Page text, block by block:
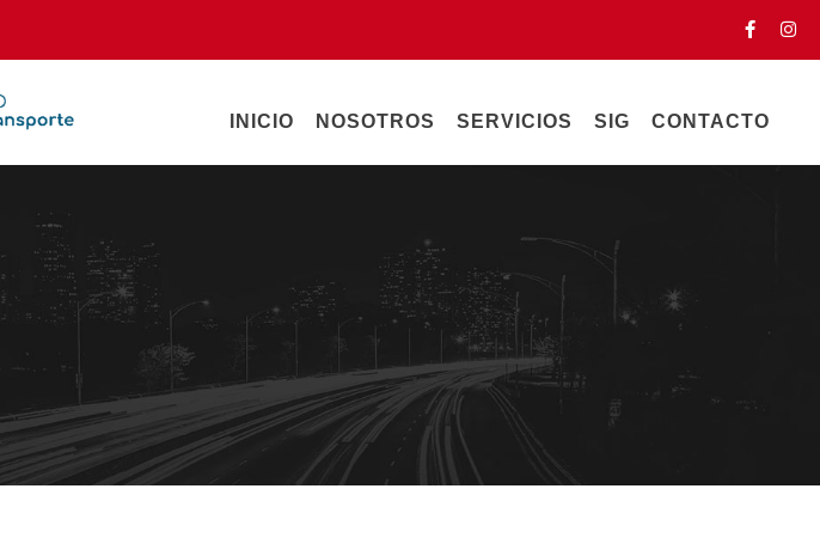
INICIO NOSOTROS SERVICIOS SIG CONTACTO